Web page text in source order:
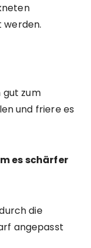
werden.
gut zum
und friere es
es schärfer
die
angepasst